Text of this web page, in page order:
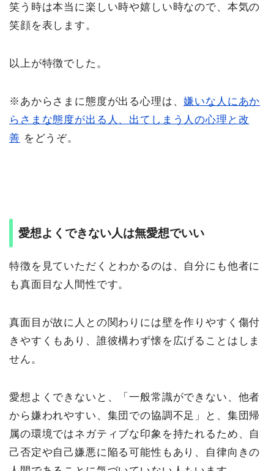
笑う時は本当に楽しい時や嬉しい時なので、本気の
笑顔を表します。
以上が特徴でした。
※あからさまに態度が出る心理は、嫌いな人にあか
らさまな態度が出る人、出てしまう人の心理と改
善 をどうぞ。
愛想よくできない人は無愛想でいい
特徴を見ていただくとわかるのは、自分にも他者に
も真面目な人間性です。
真面目が故に人との関わりには壁を作りやすく傷付
きやすくもあり、誰彼構わず懐を広げることはしま
せん。
愛想よくできないと、「一般常識ができない、他者
から嫌われやすい、集団での協調不足」と、集団帰
属の環境ではネガティブな印象を持たれるため、自
己否定や自己嫌悪に陥る可能性もあり、自律向きの